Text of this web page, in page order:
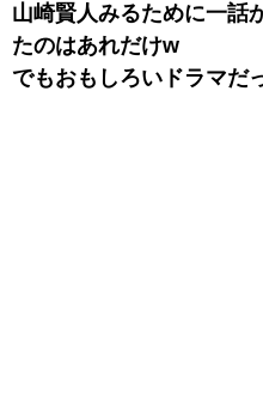
山崎賢人みるために一話
たのはあれだけw
でもおもしろいドラマだ